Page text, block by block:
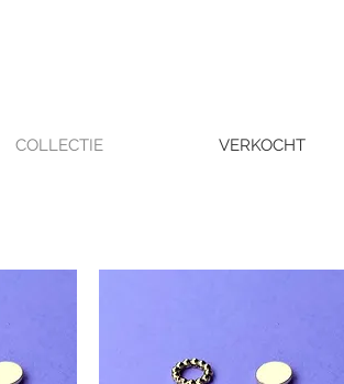
COLLECTIE VERKOCHT